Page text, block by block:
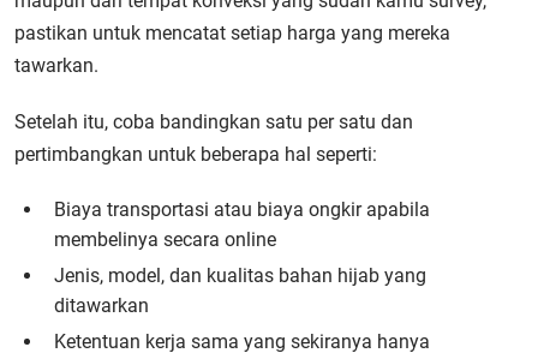
pastikan untuk mencatat setiap harga yang mereka
tawarkan.
Setelah itu, coba bandingkan satu per satu dan
pertimbangkan untuk beberapa hal seperti:
Biaya transportasi atau biaya ongkir apabila
membelinya secara online
Jenis, model, dan kualitas bahan hijab yang
ditawarkan
Ketentuan kerja sama yang sekiranya hanya